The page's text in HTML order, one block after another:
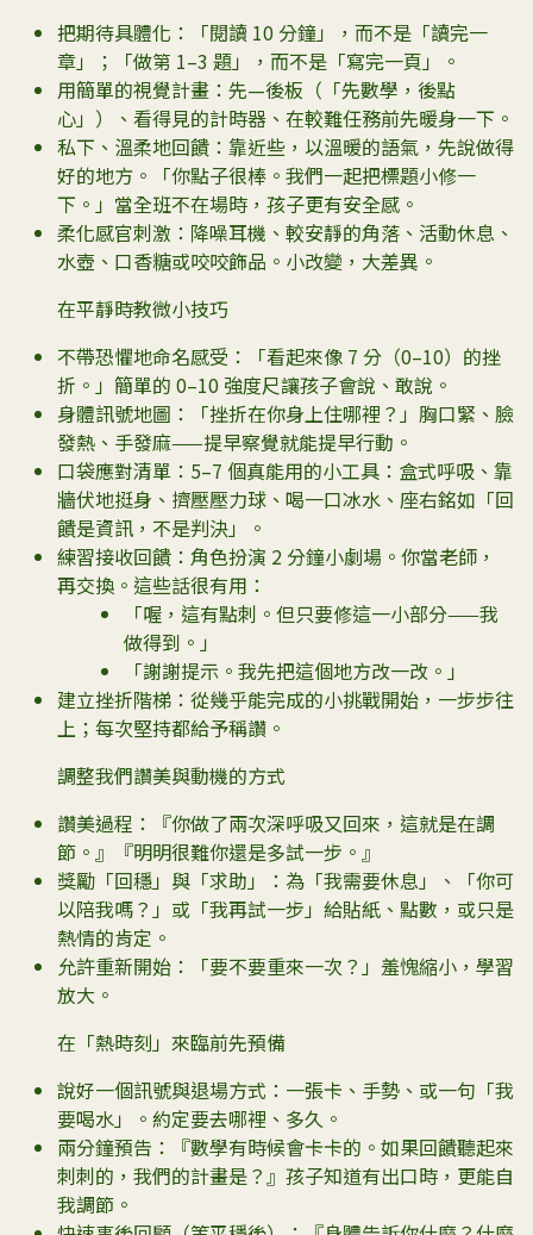
把期待具體化：「閱讀 10 分鐘」，而不是「讀完一
章」；「做第 1–3 題」，而不是「寫完一頁」。
用簡單的視覺計畫：先—後板（「先數學，後點
心」）、看得見的計時器、在較難任務前先暖身一下。
私下、溫柔地回饋：靠近些，以溫暖的語氣，先說做得
好的地方。「你點子很棒。我們一起把標題小修一
下。」當全班不在場時，孩子更有安全感。
柔化感官刺激：降噪耳機、較安靜的角落、活動休息、
水壺、口香糖或咬咬飾品。小改變，大差異。
在平靜時教微小技巧
不帶恐懼地命名感受：「看起來像 7 分（0–10）的挫
折。」簡單的 0–10 強度尺讓孩子會說、敢說。
身體訊號地圖：「挫折在你身上住哪裡？」胸口緊、臉
發熱、手發麻——提早察覺就能提早行動。
口袋應對清單：5–7 個真能用的小工具：盒式呼吸、靠
牆伏地挺身、擠壓壓力球、喝一口冰水、座右銘如「回
饋是資訊，不是判決」。
練習接收回饋：角色扮演 2 分鐘小劇場。你當老師，
再交換。這些話很有用：
「喔，這有點刺。但只要修這一小部分——我
做得到。」
「謝謝提示。我先把這個地方改一改。」
建立挫折階梯：從幾乎能完成的小挑戰開始，一步步往
上；每次堅持都給予稱讚。
調整我們讚美與動機的方式
讚美過程：『你做了兩次深呼吸又回來，這就是在調
節。』『明明很難你還是多試一步。』
獎勵「回穩」與「求助」：為「我需要休息」、「你可
以陪我嗎？」或「我再試一步」給貼紙、點數，或只是
熱情的肯定。
允許重新開始：「要不要重來一次？」羞愧縮小，學習
放大。
在「熱時刻」來臨前先預備
說好一個訊號與退場方式：一張卡、手勢、或一句「我
要喝水」。約定要去哪裡、多久。
兩分鐘預告：『數學有時候會卡卡的。如果回饋聽起來
刺刺的，我們的計畫是？』孩子知道有出口時，更能自
我調節。